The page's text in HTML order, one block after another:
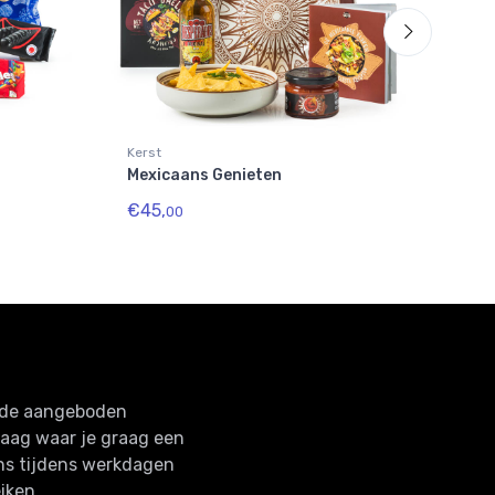
Kerst
Mexicaans Genieten
€45,00
aangeboden
waar je graag een
tijdens werkdagen